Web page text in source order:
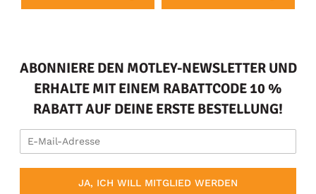
ABONNIERE DEN MOTLEY-NEWSLETTER UND
ERHALTE MIT EINEM RABATTCODE 10 %
RABATT AUF DEINE ERSTE BESTELLUNG!
JA, ICH WILL MITGLIED WERDEN